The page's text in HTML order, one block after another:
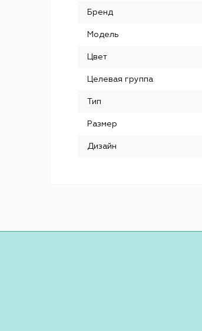
Бренд
Модель
Цвет
Целевая группа
Тип
Размер
Дизайн